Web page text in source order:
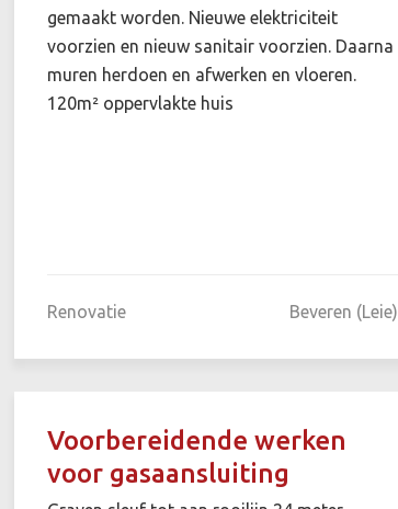
gemaakt worden. Nieuwe elektriciteit
voorzien en nieuw sanitair voorzien. Daarna
muren herdoen en afwerken en vloeren.
120m² oppervlakte huis
Renovatie Beveren (Leie)
Voorbereidende werken
voor gasaansluiting